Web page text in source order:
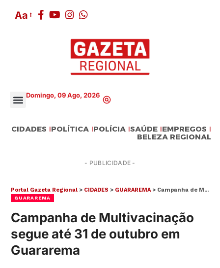
Aa
Domingo, 09 Ago, 2026
CIDADES POLÍTICA POLÍCIA SAÚDE EMPREGOS
BELEZA REGIONAL
- PUBLICIDADE -
Portal Gazeta Regional > CIDADES > GUARAREMA> Campanha de Multivacinação segue até 31 de outubro em Guararema
GUARAREMA
Campanha de Multivacinação
segue até 31 de outubro em
Guararema